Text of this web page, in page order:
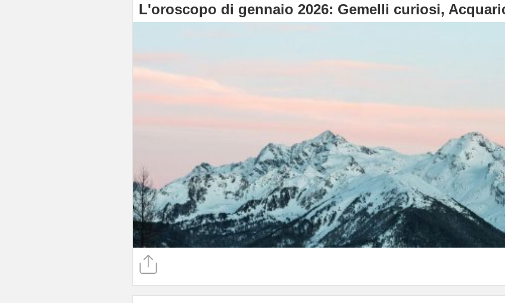
L'oroscopo di gennaio 2026: Gemelli curiosi,